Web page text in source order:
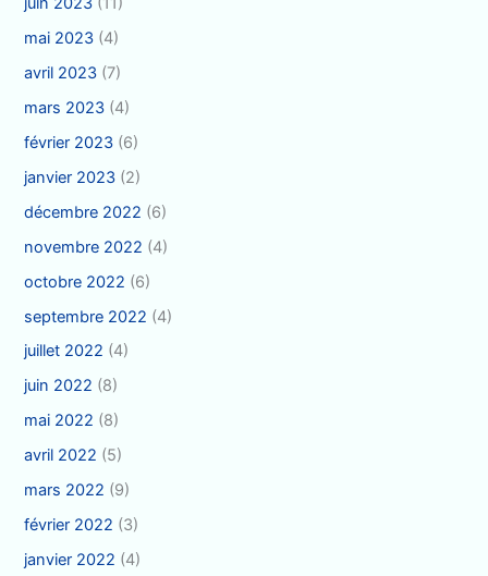
mai 2023 (4)
avril 2023 (7)
mars 2023 (4)
février 2023 (6)
janvier 2023 (2)
décembre 2022 (6)
novembre 2022 (4)
octobre 2022 (6)
septembre 2022 (4)
juillet 2022 (4)
juin 2022 (8)
mai 2022 (8)
avril 2022 (5)
mars 2022 (9)
février 2022 (3)
janvier 2022 (4)